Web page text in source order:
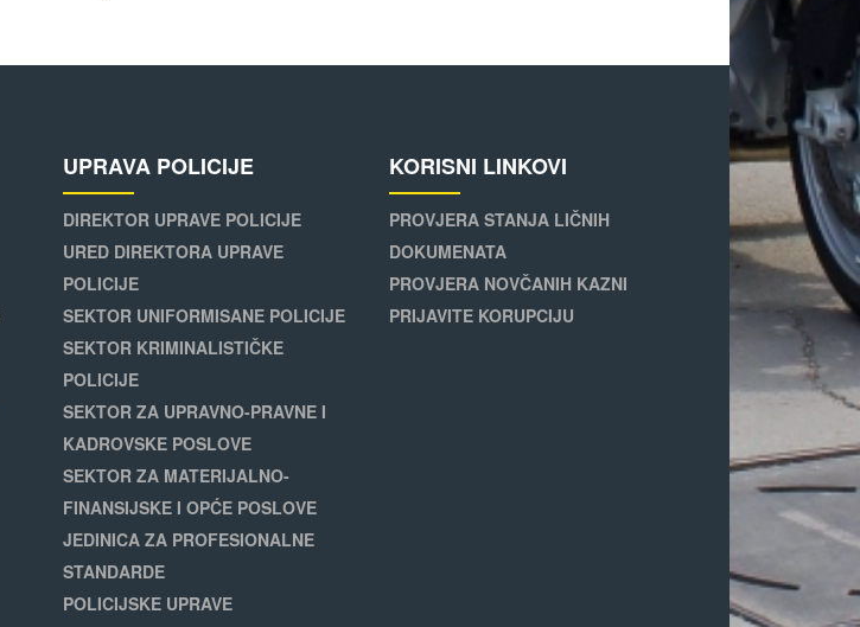
UPRAVA POLICIJE
DIREKTOR UPRAVE POLICIJE
URED DIREKTORA UPRAVE
POLICIJE
SEKTOR UNIFORMISANE POLICIJE
SEKTOR KRIMINALISTIČKE
POLICIJE
SEKTOR ZA UPRAVNO-PRAVNE I
KADROVSKE POSLOVE
SEKTOR ZA MATERIJALNO-
FINANSIJSKE I OPĆE POSLOVE
JEDINICA ZA PROFESIONALNE
STANDARDE
POLICIJSKE UPRAVE
KORISNI LINKOVI
PROVJERA STANJA LIČNIH
DOKUMENATA
PROVJERA NOVČANIH KAZNI
PRIJAVITE KORUPCIJU